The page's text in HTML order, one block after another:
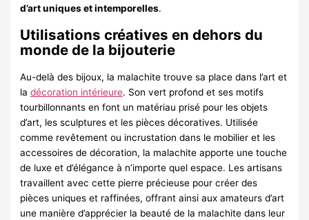
d’art uniques et intemporelles.
Utilisations créatives en dehors du
monde de la bijouterie
Au-delà des bijoux, la malachite trouve sa place dans l’art et
ladécoration intérieure. Son vert profond et ses motifs
tourbillonnants en font un matériau prisé pour les objets
d’art, les sculptures et les pièces décoratives. Utilisée
comme revêtement ou incrustation dans le mobilier et les
accessoires de décoration, la malachite apporte une touche
de luxe et d’élégance à n’importe quel espace. Les artisans
travaillent avec cette pierre précieuse pour créer des
pièces uniques et raffinées, offrant ainsi aux amateurs d’art
une manière d’apprécier la beauté de la malachite dans leur